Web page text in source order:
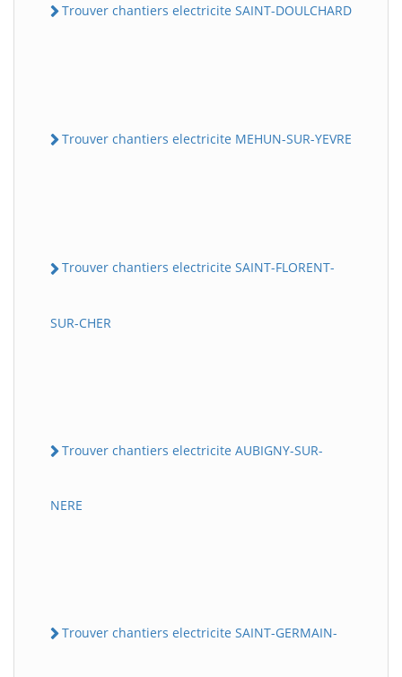
Trouver chantiers electricite SAINT-DOULCHARD
Trouver chantiers electricite MEHUN-SUR-YEVRE
Trouver chantiers electricite SAINT-FLORENT-
SUR-CHER
Trouver chantiers electricite AUBIGNY-SUR-
NERE
Trouver chantiers electricite SAINT-GERMAIN-